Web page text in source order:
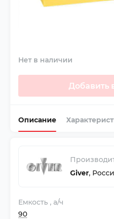
Нет в наличии
Добавить
Описание
Giver,
Емкость , а/ч
90